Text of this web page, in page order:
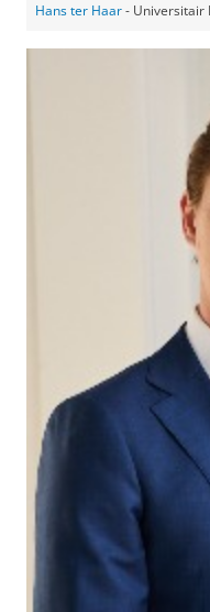
Hans ter Haar- Universitair